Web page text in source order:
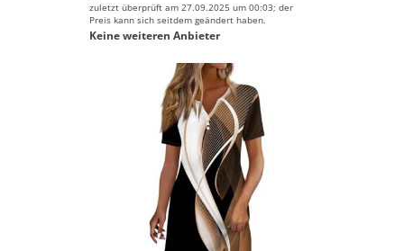
zuletzt überprüft am 27.09.2025 um 00:03; der
Preis kann sich seitdem geändert haben.
Keine weiteren Anbieter